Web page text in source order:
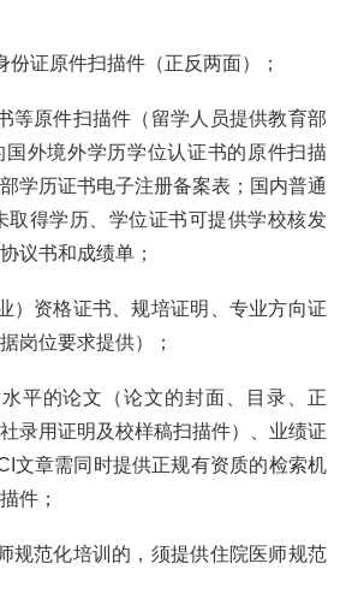
份证原件扫描件（正反两面）；
等原件扫描件（留学人员提供教育部
外境外学历学位认证书的原件扫描
学历证书电子注册备案表；国内普通
取得学历、学位证书可提供学校核发
议书和成绩单；
）资格证书、规培证明、专业方向证
岗位要求提供）；
水平的论文（论文的封面、目录、正
录用证明及校样稿扫描件）、业绩证
文章需同时提供正规有资质的检索机
件；
规范化培训的，须提供住院医师规范